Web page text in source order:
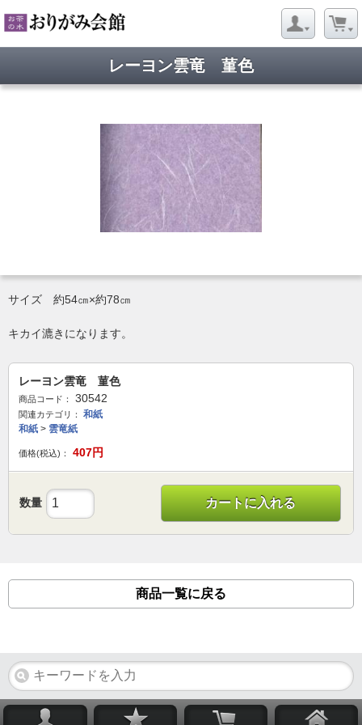
レーヨン雲竜 菫色
サイズ 約54㎝×約78㎝
キカイ漉きになります。
レーヨン雲竜 菫色
商品コード： 30542
関連カテゴリ：
和紙
和紙 > 雲竜紙
価格(税込)： 407円
数量 カートに入れる
商品一覧に戻る